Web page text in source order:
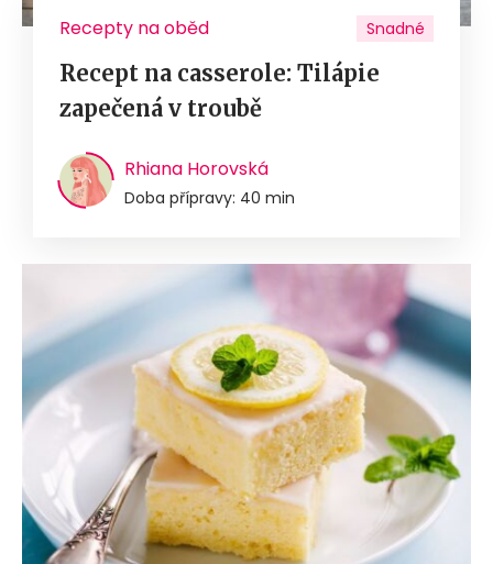
Recepty na oběd Snadné
Recept na casserole: Tilápie
zapečená v troubě
Rhiana Horovská
Doba přípravy: 40 min